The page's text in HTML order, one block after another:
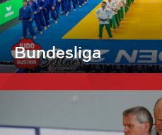
Bundesliga